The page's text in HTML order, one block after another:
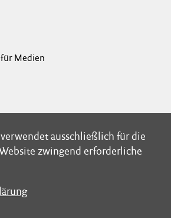
ausschließlich für die
zwingend erforderliche
ausschließlich für die
zwingend erforderliche
Medien